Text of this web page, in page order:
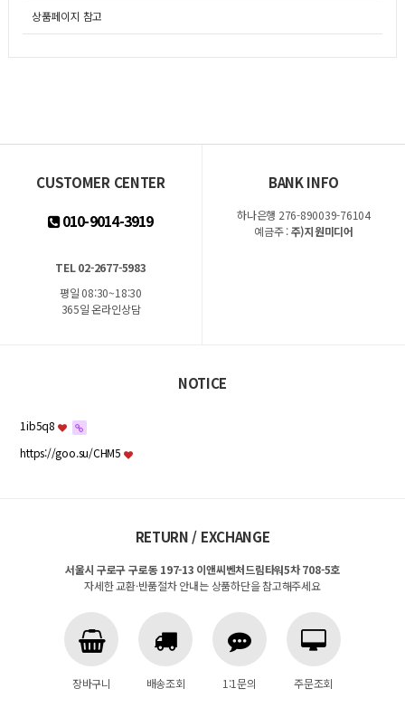
상품페이지 참고
CUSTOMER CENTER
010-9014-3919
TEL 02-2677-5983
평일 08:30~18:30
365일 온라인상담
BANK INFO
하나은행 276-890039-76104
예금주 :주)지원미디어
NOTICE
1ib5q8
https://goo.su/CHM5
RETURN / EXCHANGE
서울시 구로구 구로동 197-13 이앤씨벤처드림타워5차 708-5호
자세한 교환·반품절차 안내는 상품하단을 참고해주세요
장바구니 배송조회 1:1문의 주문조회